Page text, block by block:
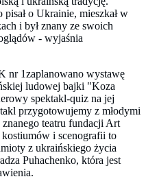
pisał o Ukrainie, mieszkał w
i był znany ze swoich
- wyjaśnia
nr 1zaplanowano wystawę
ludowej bajki "Koza
spektakl-quiz na jej
przygotowujemy z młodymi
teatru fundacji Art
i scenografii to
z ukraińskiego życia
Puhachenko, która jest